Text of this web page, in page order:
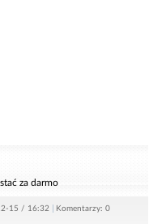
za darmo
15 / 16:32 Komentarzy: 0